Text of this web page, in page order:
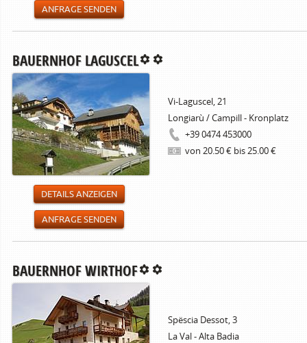
ANFRAGE SENDEN
BAUERNHOF LAGUSCEL
Vi-Laguscel, 21
Longiarù / Campill - Kronplatz
+39 0474 453000
von 20.50 € bis 25.00 €
DETAILS ANZEIGEN
ANFRAGE SENDEN
BAUERNHOF WIRTHOF
Spëscia Dessot, 3
La Val - Alta Badia